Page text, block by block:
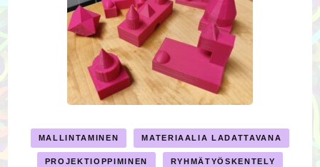
MALLINTAMINEN MATERIAALIA LADATTAVANA
PROJEKTIOPPIMINEN RYHMÄTYÖSKENTELY